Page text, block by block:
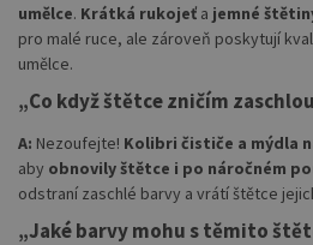
umělce. Krátká rukojeť a jemné
pro malé ruce, ale zároveň poskytují
umělce.
„Co když štětce zničím
A: Nezoufejte! Kolibri čističe a mýdla
aby obnovily štětce i po náročném
odstraní zaschlé barvy a vrátí štětce
„Jaké barvy mohu s těmito